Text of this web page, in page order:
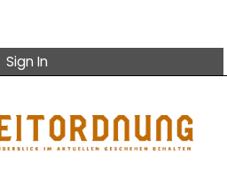
Sign In